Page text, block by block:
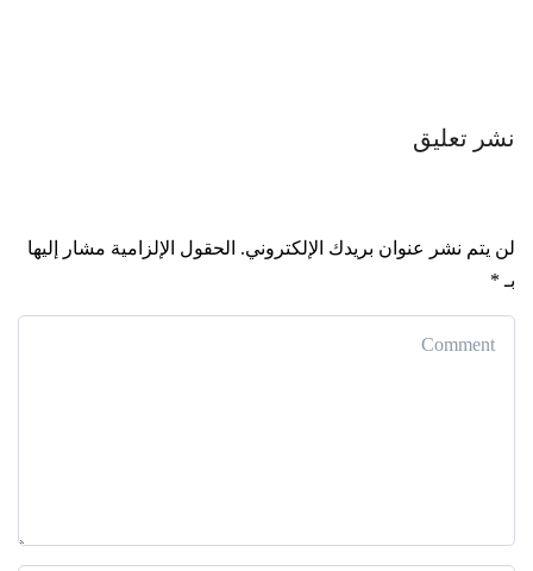
نشر تعليق
لن يتم نشر عنوان بريدك الإلكتروني. الحقول الإلزامية مشار إليها
بـ *